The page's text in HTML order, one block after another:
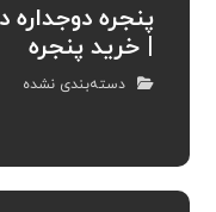
| خرید پنجره
دسته‌بندی نشده